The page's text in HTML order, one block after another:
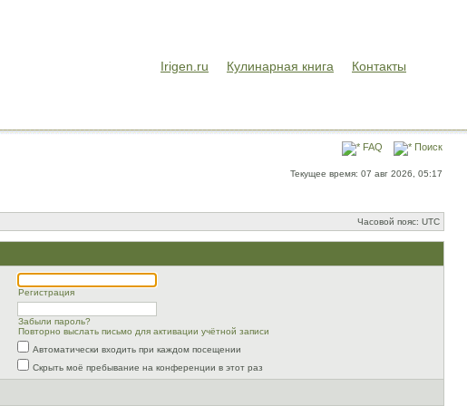
Irigen.ru Кулинарная книга Контакты
FAQ Поиск
Текущее время: 07 авг 2026, 05:17
Часовой пояс: UTC
Регистрация
Забыли пароль?
Повторно выслать письмо для активации учётной записи
Автоматически входить при каждом посещении
Скрыть моё пребывание на конференции в этот раз